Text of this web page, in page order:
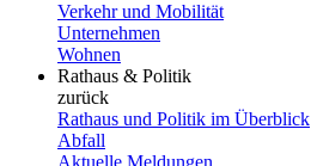
Verkehr und Mobilität
Unternehmen
Wohnen
Rathaus & Politik
zurück
Rathaus und Politik im Überblick
Abfall
Aktuelle Meldungen